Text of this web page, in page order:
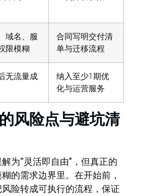
域名、服
限模糊
合同写明交付清
单与迁移流程
无流量成
纳入至少1期优
化与运营服务
风险点与避坑清
为“灵活即自由”，但真正的
的需求边界里。 在开始前，
险转成可执行的流程，保证